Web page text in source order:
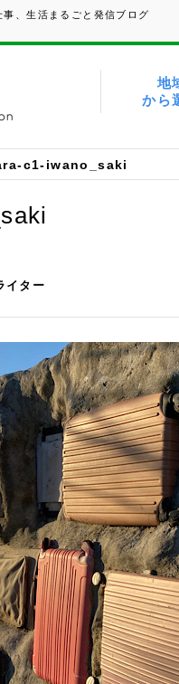
、生活まるごと発信ブログ
地
から
c1-iwano_saki
イター